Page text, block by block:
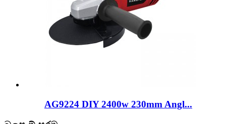
AG9224 DIY 2400w 230mm Angl...